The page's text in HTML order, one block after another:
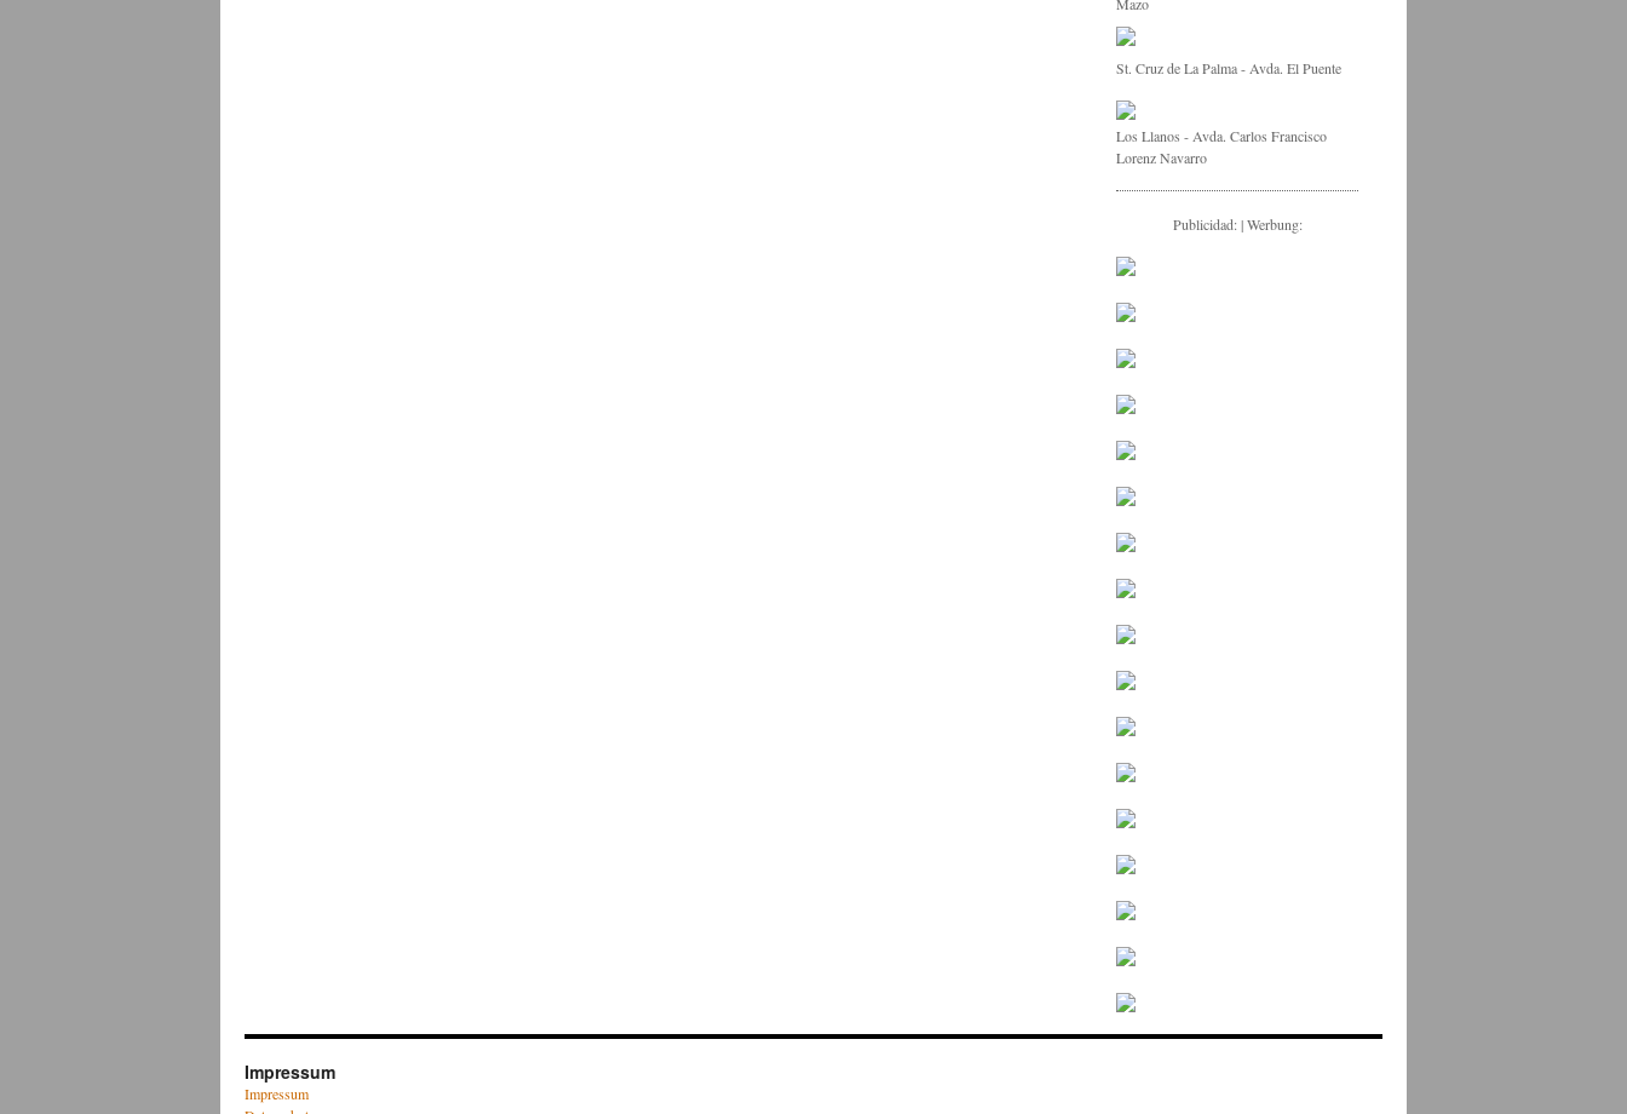
Mazo
St. Cruz de La Palma - Avda. El Puente
Los Llanos - Avda. Carlos Francisco
Lorenz Navarro
Publicidad: | Werbung:
Impressum
Impressum